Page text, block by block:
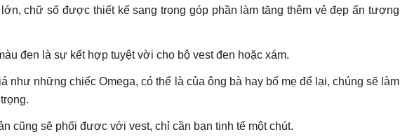
chữ số được thiết kế sang trọng góp phần làm tăng thêm vẻ đẹp ấn tượng
đen là sự kết hợp tuyệt vời cho bộ vest đen hoặc xám.
như những chiếc Omega, có thể là của ông bà hay bố mẹ để lại, chúng sẽ làm
cũng sẽ phối được với vest, chỉ cần bạn tinh tế một chút.